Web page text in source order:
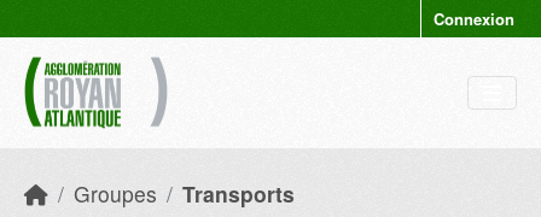
Connexion
Groupes Transports